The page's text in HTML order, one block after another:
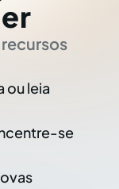
ou leia
se